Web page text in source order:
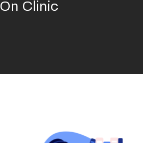
On Clinic